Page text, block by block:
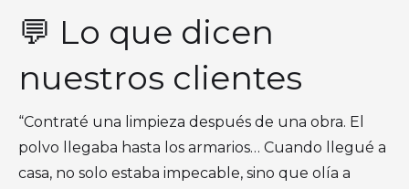
💬 Lo que dicen
nuestros clientes
“Contraté una limpieza después de una obra. El
polvo llegaba hasta los armarios… Cuando llegué a
casa, no solo estaba impecable, sino que olía a